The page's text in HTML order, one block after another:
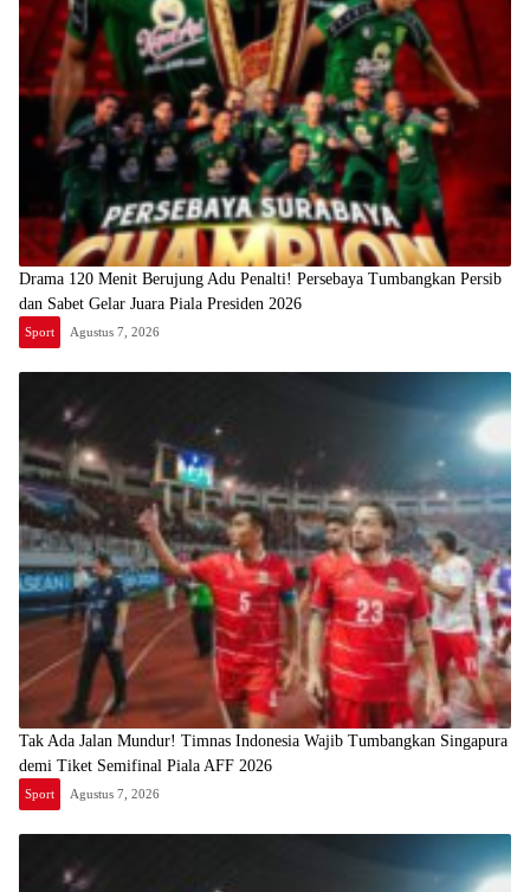
Drama 120 Menit Berujung Adu Penalti! Persebaya Tumbangkan Persib
dan Sabet Gelar Juara Piala Presiden 2026
Sport Agustus 7, 2026
Tak Ada Jalan Mundur! Timnas Indonesia Wajib Tumbangkan Singapura
demi Tiket Semifinal Piala AFF 2026
Sport Agustus 7, 2026